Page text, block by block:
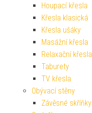
Houpací křesla
Křesla klasická
Křesla ušáky
Masážní křesla
Relaxační křesla
Taburety
TV křesla
Obývací stěny
Závěsné skříňky